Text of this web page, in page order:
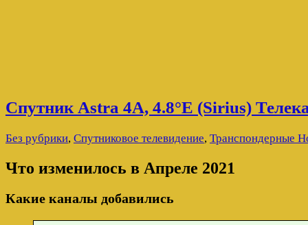
Спутник Astra 4A, 4.8°E (Sirius)
Без рубрики, Спутниковое телевидение, Транспондерные
Что изменилось в Апреле 2021
Какие каналы добавились